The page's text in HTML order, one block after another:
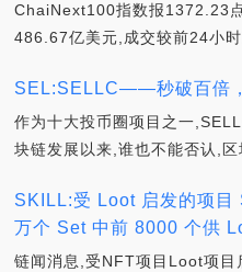
ChaiNext100指数报1372.23
486.67亿美元,成交较前24小
SEL:SELLC——秒破百倍
作为十大投币圈项目之一
块链发展以来,谁也不能否认,
SKILL:受 Loot 启发的项
万个 Set 中前 8000 个供
链闻消息,受NFT项目Loot项